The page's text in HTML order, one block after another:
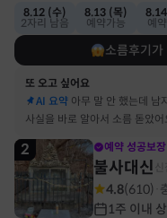
8.12 (수)
2자리 남음
8.13 (목)
예약가능
예
소름후기가
또 오고 싶어요
AI 요약 아무 말 안 했는데 남
사실을 바로 알아서 소름 돋았어
2 예약 성공보장
불사대신
4.8(610)
1주 이내